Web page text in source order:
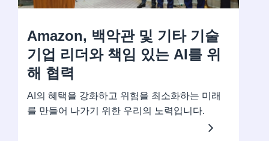
Amazon, 백악관 및 기타 기술
기업 리더와 책임 있는 AI를 위
해 협력
AI의 혜택을 강화하고 위험을 최소화하는 미래
를 만들어 나가기 위한 우리의 노력입니다.